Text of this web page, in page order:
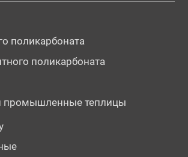
поликарбоната
поликарбоната
промышленные теплицы